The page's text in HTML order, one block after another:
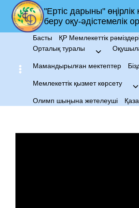
Skip
content
"Ертіс дарыны"
беру оқу-әдістемелік
Басты
ҚР Мемлекеттік
Орталық туралы
Toggle
Мамандырылған мектептер
Мемлекеттік қызмет көрсету
Олимп шыңына жетелеуші